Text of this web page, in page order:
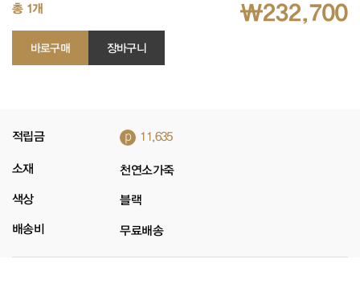
총 1개 ₩232,700
바로구매 장바구니
적립금 p 11,635
소재 천연소가죽
색상 블랙
배송비 무료배송